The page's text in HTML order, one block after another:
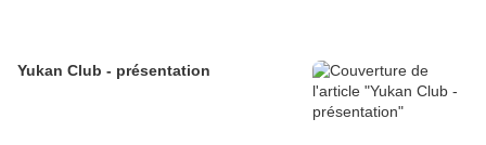
Yukan Club - présentation